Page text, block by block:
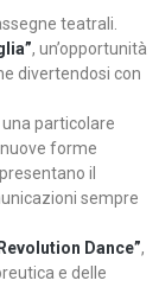
teatrali.
, un’opportunità
divertendosi con
particolare
forme
il
sempre
Dance”,
e delle